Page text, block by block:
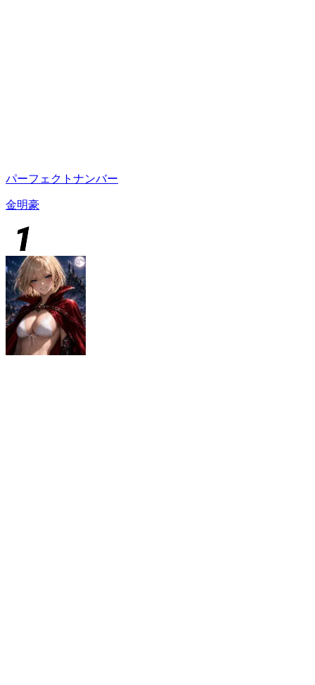
パーフェクトナンバー
金明豪